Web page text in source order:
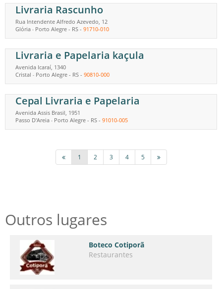
Livraria Rascunho
Rua Intendente Alfredo Azevedo, 12
Glória - Porto Alegre - RS - 91710-010
Livraria e Papelaria kaçula
Avenida Icaraí, 1340
Cristal - Porto Alegre - RS - 90810-000
Cepal Livraria e Papelaria
Avenida Assis Brasil, 1951
Passo D'Areia - Porto Alegre - RS - 91010-005
1 2 3 4 5
Outros lugares
Boteco Cotiporã
Restaurantes